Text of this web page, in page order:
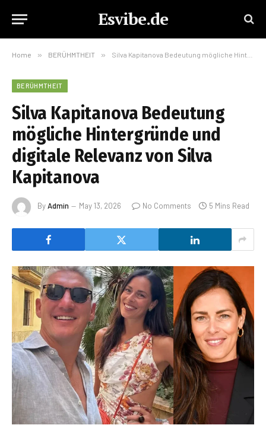
Esvibe.de
Home » BERÜHMTHEIT » Silva Kapitanova Bedeutung mögliche Hintergründe und digitale Relevanz von Silva Kapitanova
BERÜHMTHEIT
Silva Kapitanova Bedeutung
mögliche Hintergründe und
digitale Relevanz von Silva
Kapitanova
ByAdmin May 13, 2026 No Comments 5 Mins Read